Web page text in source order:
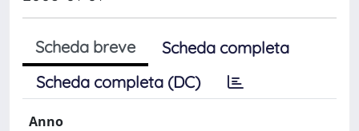
Scheda breve
Scheda completa
Scheda completa (DC)
Anno